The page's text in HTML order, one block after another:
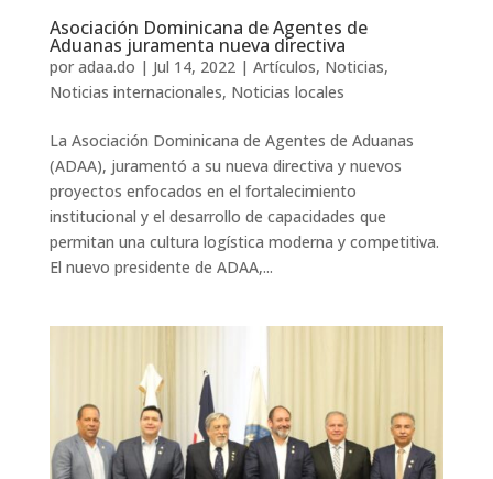
Asociación Dominicana de Agentes de
Aduanas juramenta nueva directiva
por adaa.do | Jul 14, 2022| Artículos, Noticias,
Noticias internacionales, Noticias locales
La Asociación Dominicana de Agentes de Aduanas
(ADAA), juramentó a su nueva directiva y nuevos
proyectos enfocados en el fortalecimiento
institucional y el desarrollo de capacidades que
permitan una cultura logística moderna y competitiva.
El nuevo presidente de ADAA,...